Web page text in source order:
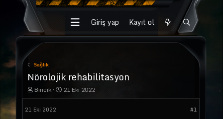
Giriş yap Kayıt ol
Sağlık
Nörolojik rehabilitasyon
K
o
u
Biricik
B
a
21 Eki 2022
21 Eki 2022 #1